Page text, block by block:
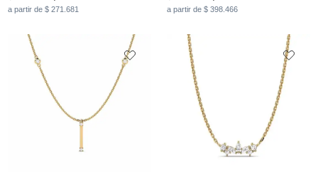
a partir de $ 271.681 a partir de $ 398.466